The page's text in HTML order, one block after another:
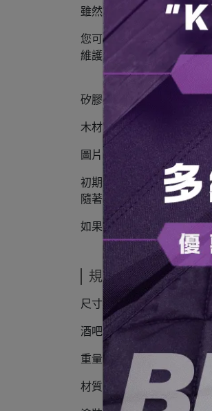
雖然經過油漆處理，但建
您可以使用蜜蠟或木材專
維護需求較少，但若表面
矽膠的生產來自中國，為
木材部分由手工製作，可
圖片為原型，實際產品可
初期使用時可能會有矽膠
隨著時間推移，氣味會逐漸
如果氣味讓您感到不適，
規格說明
尺寸：φ150×25mm
酒吧墊：φ130mm×t15mm
重量：約285g
材質：無垢胡桃木、矽膠